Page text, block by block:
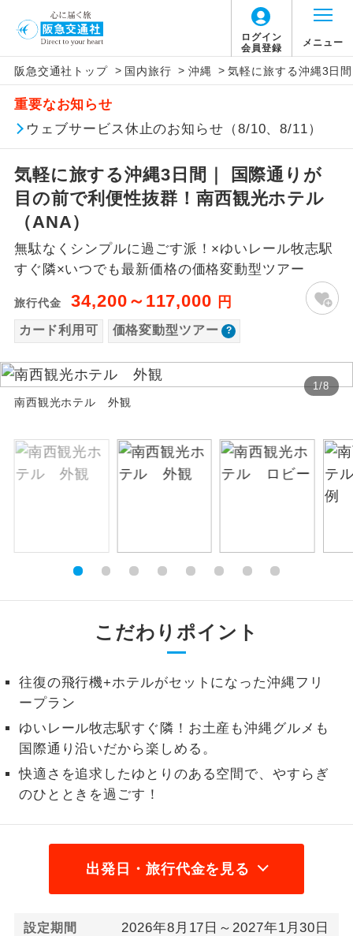
ログイン
会員登録
メニュー
阪急交通社トップ > 国内旅行 > 沖縄 > 気軽に旅する沖縄3日
重要なお知らせ
ウェブサービス休止のお知らせ（8/10、8/11）
気軽に旅する沖縄3日間｜ 国際通りが
目の前で利便性抜群！南西観光ホテル
（ANA）
無駄なくシンプルに過ごす派！×ゆいレール牧志駅
すぐ隣×いつでも最新価格の価格変動型ツアー
旅行代金 34,200～117,000 円
カード利用可 価格変動型ツアー
1/8
南西観光ホテル 外観
こだわりポイント
往復の飛行機+ホテルがセットになった沖縄フリ
ープラン
ゆいレール牧志駅すぐ隣！お土産も沖縄グルメも
国際通り沿いだから楽しめる。
快適さを追求したゆとりのある空間で、やすらぎ
のひとときを過ごす！
出発日・旅行代金を見る
設定期間 2026年8月17日～2027年1月30日
アイコン 説明
添乗員同行
往路出発空港（駅）から復路到着空港
（駅）まで同行します。
現地添乗員同
行
現地到着空港（駅）から最終日出発空港
（駅）まで添乗員が同行します。
バスガイド乗
務
があります。
世界遺産
ユネスコに登録されている文化遺産や自
然遺産を訪ねるコースです。
絶景 絶景スポットに立ち寄るコースです。
露天風呂
ご宿泊ホテルに露天風呂が付いていま
す。
全食事付き
事の心配はいりません。（機内食を除
お部屋にてゆっくりとお召し上がりいた
だけます。
トラベルイヤ
ホン
周りの音を気にせず、ガイドさんの説明
1名様催行
1名様から出発可能な個人型プランで
す。
2名様催行
2名様から出発可能な個人型プランで
す。
加限定
1名様1室同代
1名様1室利用でも追加料金がかからない
「価格変動型ツアー」に関するご案内
価格変動型ツアーとは
賃」を利用したツアーです。
お申し込み時期・ご利用便の空席状況に
よって料金が変動いたします。
以下の注意事項をあらかじめご了承いただき
ますようお願いいたします。
お支払いについて
お支払いは、クレジットカード決済のみとな
ります。
お申し込みの最後にクレジットカード決済を
て、ご旅行の契約が成立となります。
ません。